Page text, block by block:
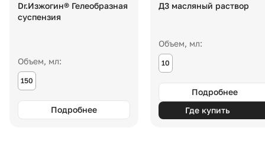
Dr.Изжогин® Гелеобразная
суспензия
Объем, мл:
150
Подробнее
Д3 масляный раствор
Объем, мл:
10
Подробнее
Где купить